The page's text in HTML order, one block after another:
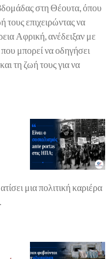
στη Θέουτα, όπου
τους επιχειρώντας να
Αφρική, ανέδειξαν με
μπορεί να οδηγήσει
τη ζωή τους για να
μια πολιτική καριέρα